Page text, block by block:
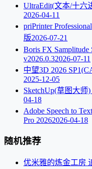
UltraEdit(文本/十六
2026-04-11
priPrinter
版2026-07-21
Boris FX
v2026.0.32026-07-11
中望3D 2026
2025-12-05
SketchUp(草图大师
04-18
Adobe Speech to
Pro 20262026-04-18
随机推荐
优米雅的炼金工房